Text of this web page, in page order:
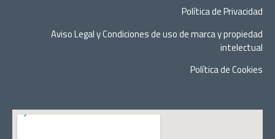
Política de Privacidad
Aviso Legal y Condiciones de uso de marca y propiedad
intelectual
Política de Cookies